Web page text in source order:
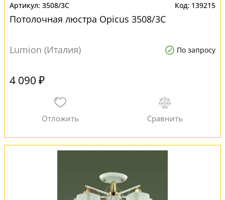
3508/3C 139215
Потолочная люстра Opicus 3508/3C
Lumion (Италия) По запросу
4 090 ₽